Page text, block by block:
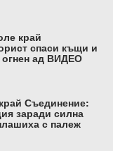
край
спаси къщи и
огнен ад ВИДЕО
Съединение:
заради силна
с палеж